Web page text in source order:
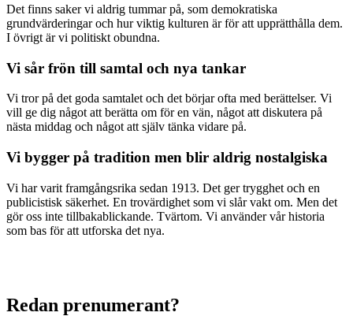
Det finns saker vi aldrig tummar på, som demokratiska
grundvärderingar och hur viktig kulturen är för att upprätthålla dem.
I övrigt är vi politiskt obundna.
Vi sår frön till samtal och nya tankar
Vi tror på det goda samtalet och det börjar ofta med berättelser. Vi
vill ge dig något att berätta om för en vän, något att diskutera på
nästa middag och något att själv tänka vidare på.
Vi bygger på tradition men blir aldrig nostalgiska
Vi har varit framgångsrika sedan 1913. Det ger trygghet och en
publicistisk säkerhet. En trovärdighet som vi slår vakt om. Men det
gör oss inte tillbakablickande. Tvärtom. Vi använder vår historia
som bas för att utforska det nya.
Redan prenumerant?